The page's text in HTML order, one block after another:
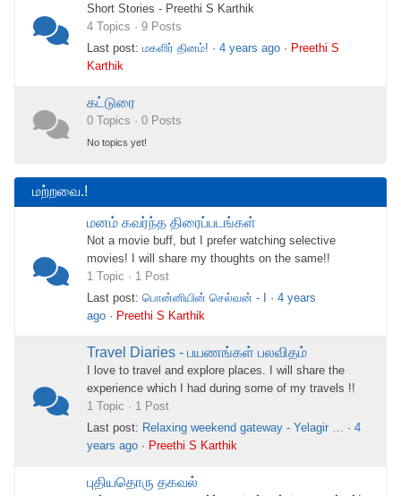
Short Stories - Preethi S Karthik
4 Topics · 9 Posts
Last post: மகளிர் தினம்! · 4 years ago · Preethi S
Karthik
கட்டுரை
0 Topics · 0 Posts
No topics yet!
மற்றவை.!
மனம் கவர்ந்த திரைப்படங்கள்
Not a movie buff, but I prefer watching selective
movies! I will share my thoughts on the same!!
1 Topic · 1 Post
Last post: பொன்னியின் செல்வன் - I · 4 years
ago · Preethi S Karthik
Travel Diaries - பயணங்கள் பலவிதம்
I love to travel and explore places. I will share the
experience which I had during some of my travels !!
1 Topic · 1 Post
Last post: Relaxing weekend gateway - Yelagir … · 4
years ago · Preethi S Karthik
புதியதொரு தகவல்